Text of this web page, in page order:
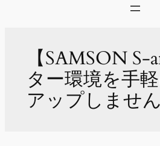
【SAMSON
ター環境を手
アップしませ